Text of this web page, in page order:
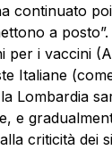
continuato
a
per i vaccini
Italiane
Lombardia
e
criticità dei